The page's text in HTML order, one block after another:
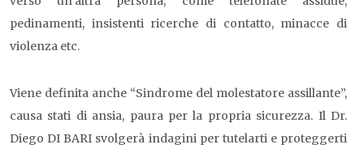
pedinamenti, insistenti ricerche di contatto, minacce di
violenza etc.
Viene definita anche “Sindrome del molestatore assillante”,
causa stati di ansia, paura per la propria sicurezza. Il Dr.
Diego DI BARI svolgerà indagini per tutelarti e proteggerti